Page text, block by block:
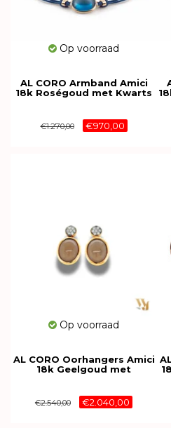
Op voorraad
AL CORO Armband Amici
18k Roségoud met Kwarts
€1.270,00 €970,00
Op voorraad
AL CORO Oorhangers Amici
18k Geelgoud met
€2.540,00 €2.040,00